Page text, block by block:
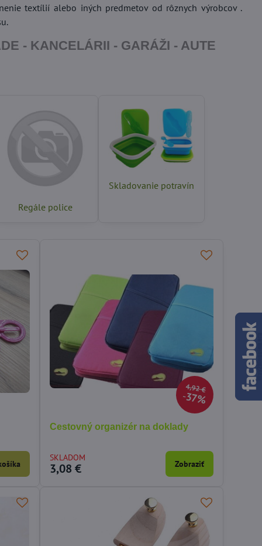
textílií alebo iných predmetov od rôznych výrobcov .
- KANCELÁRII - GARÁŽI - AUTE
Regále police
Skladovanie potravín
4,92 €
37%
Cestovný organizér na doklady
SKLADOM
3,08 € Zobraziť